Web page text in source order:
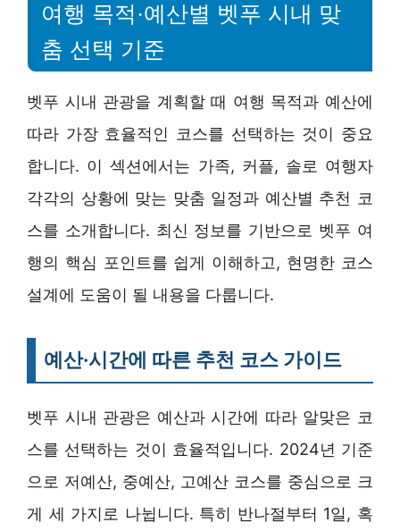
여행 목적·예산별 벳푸 시내 맞
춤 선택 기준
벳푸 시내 관광을 계획할 때 여행 목적과 예산에
따라 가장 효율적인 코스를 선택하는 것이 중요
합니다. 이 섹션에서는 가족, 커플, 솔로 여행자
각각의 상황에 맞는 맞춤 일정과 예산별 추천 코
스를 소개합니다. 최신 정보를 기반으로 벳푸 여
행의 핵심 포인트를 쉽게 이해하고, 현명한 코스
설계에 도움이 될 내용을 다룹니다.
예산·시간에 따른 추천 코스 가이드
벳푸 시내 관광은 예산과 시간에 따라 알맞은 코
스를 선택하는 것이 효율적입니다. 2024년 기준
으로 저예산, 중예산, 고예산 코스를 중심으로 크
게 세 가지로 나뉩니다. 특히 반나절부터 1일, 혹